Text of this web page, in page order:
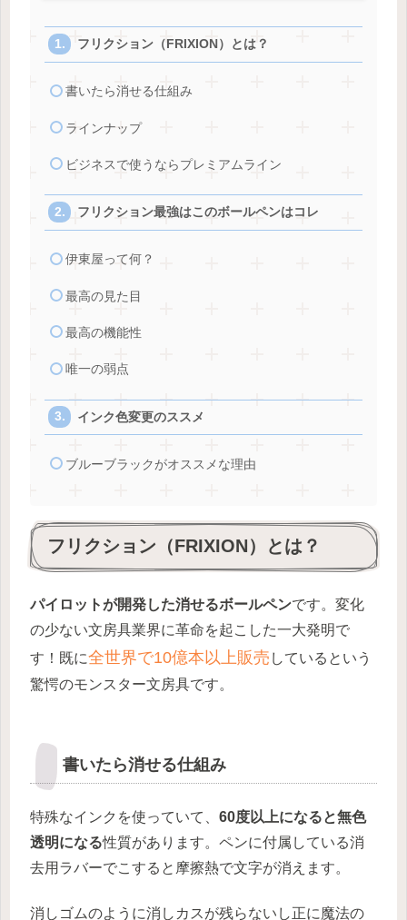
フリクション（FRIXION）とは？
書いたら消せる仕組み
ラインナップ
ビジネスで使うならプレミアムライン
フリクション最強はこのボールペンはコレ
伊東屋って何？
最高の見た目
最高の機能性
唯一の弱点
インク色変更のススメ
ブルーブラックがオススメな理由
フリクション（FRIXION）とは？
パイロットが開発した消せるボールペンです。変化
の少ない文房具業界に革命を起こした一大発明で
す！既に全世界で10億本以上販売 しているという
驚愕のモンスター文房具です。
書いたら消せる仕組み
特殊なインクを使っていて、 60度以上になると無色
透明になる性質があります。ペンに付属している消
去用ラバーでこすると摩擦熱で文字が消えます。
消しゴムのように消しカスが残らないし正に魔法の